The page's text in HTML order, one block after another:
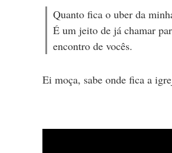
Quanto fica o uber da
É um jeito de já chamar
encontro de vocês.
Ei moça, sabe onde fica a